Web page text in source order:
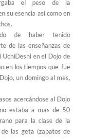
el peso de la
su esencia así como en
de haber tenido
de las enseñanzas de
UchiDeshi en el Dojo de
en los tiempos que fue
un domingo al mes,
acercándose al Dojo
estaba a mas de 50
para la clase de la
las geta (zapatos de